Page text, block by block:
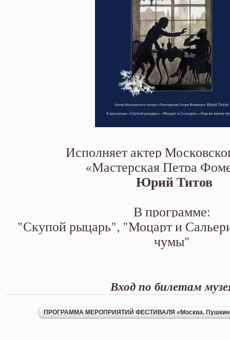
Исполняет актер
«Мастерская Петра
Юрий Титов
В программе:
"Скупой рыцарь", "Моцарт и
чумы"
Вход по билетам